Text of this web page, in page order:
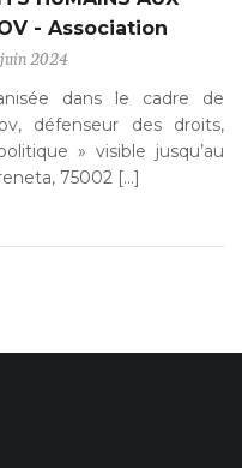
- Association
2024
dans le cadre de
défenseur des droits,
» visible jusqu’au
75002 […]